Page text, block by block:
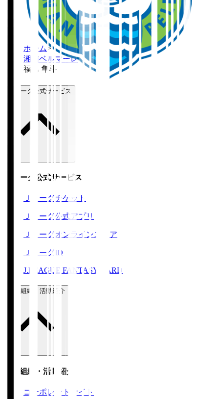
ホーム >
湘南ベルマーレ>
福島 隼斗
Ｊリーグ公式サービス
Ｊリーグ公式サービス
Ｊリーグチケット
Ｊリーグ公式アプリ
Ｊリーグオンラインストア
ＪリーグID
J.LEAGUE FANTASY CARD
運営組織・活動紹介
運営組織・活動紹介
コーポレートサイト